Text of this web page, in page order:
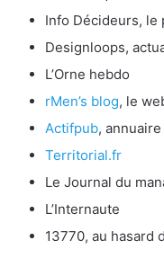
Info Décideurs, le
Designloops,
L’Orne hebdo
rMen’s blog, le
Actifpub,
Territorial.fr
Le Journal du
L’Internaute
13770, au hasard